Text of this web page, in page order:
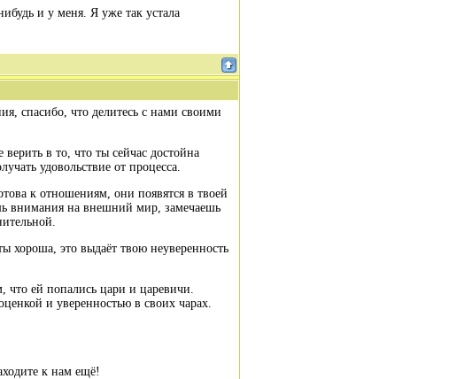
и у меня. Я уже так устала
спасибо, что делитесь с нами своими
в то, что ты сейчас достойна
удовольствие от процесса.
к отношениям, они появятся в твоей
внимания на внешний мир, замечаешь
хороша, это выдаёт твою неуверенность
ей попались цари и царевичи.
и уверенностью в своих чарах.
к нам ещё!